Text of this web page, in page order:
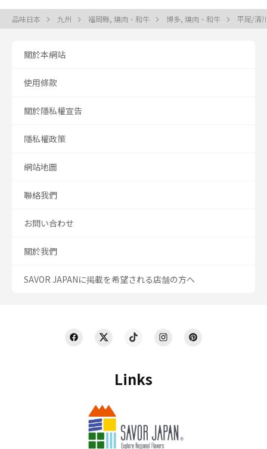
品味日本 九州 福岡縣, 燒肉、和牛 博多, 燒肉、和牛 平尾/清
Links
關於本網站
使用條款
關於隱私權宣告
隱私權政策
網站地圖
聯絡我們
お問い合わせ
關於我們
SAVOR JAPANに掲載を希望される店舗の方へ